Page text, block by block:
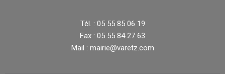
Tél. : 05 55 85 06 19
Fax : 05 55 84 27 63
Mail : mairie@varetz.com